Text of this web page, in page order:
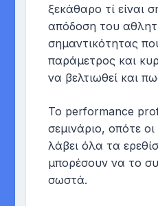
ξεκάθαρο τί είναι
απόδοση του
σημαντικότητας
παράμετρος και
να βελτιωθεί και
To performance
σεμινάριο, οπότε
λάβει όλα τα
μπορέσουν να το
σωστά.